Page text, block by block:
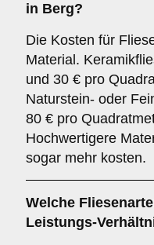
in Berg?
Die Kosten für
Material.
und 30 € pro
Naturstein- oder
80 € pro
Hochwertigere
sogar mehr kosten.
Welche
Leistungs-